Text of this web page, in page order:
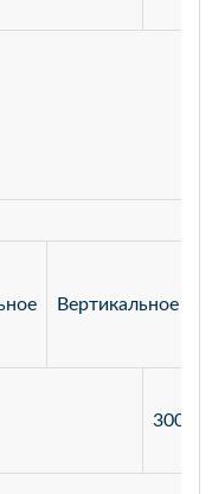
Вертикальное
3000